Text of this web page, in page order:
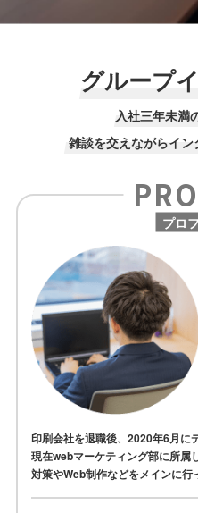
グループ
入社三年未満
雑談を交えながらイン
プロ
印刷会社を退職後、2020年6月に
現在webマーケティング部に所属
対策やWeb制作などをメインに行